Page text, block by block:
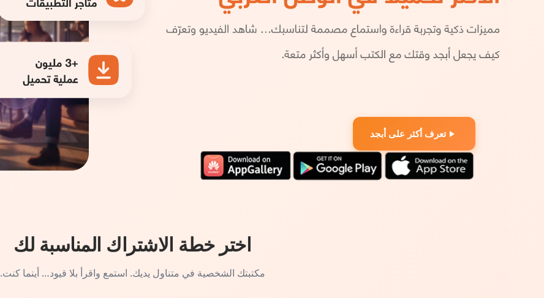
تعرف أكثر على أبجد
اختر خطة الاشتراك المناسبة لك
مكتبتك الشخصية في متناول يديك. استمع واقرأ بلا قيود… أينما كنت.